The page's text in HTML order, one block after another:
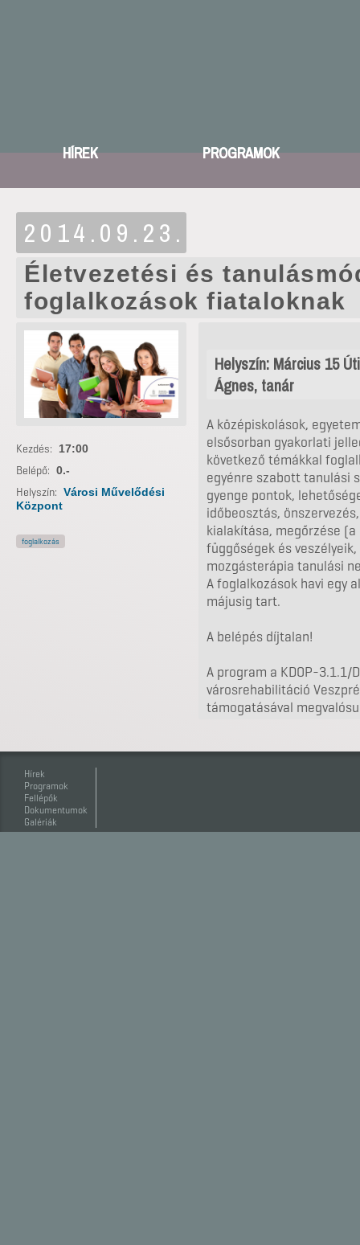
HÍREK PROGRAMOK
2014.09.23.
Életvezetési és
foglalkozások fiataloknak
Helyszín: Március 15
Ágnes, tanár
A középiskolások,
elsősorban gyakorlati
következő témákkal
egyénre szabott tanulási
gyenge pontok,
időbeosztás,
kialakítása, megőrzése
függőségek és
mozgásterápia tanulási
A foglalkozások havi egy
májusig tart.
A belépés díjtalan!
A program a KDOP-
városrehabilitáció
támogatásával
Kezdés: 17:00
Belépő: 0.-
Helyszín: Városi Művelődési
Központ
foglalkozás
Hírek
Programok
Fellépők
Dokumentumok
Galériák